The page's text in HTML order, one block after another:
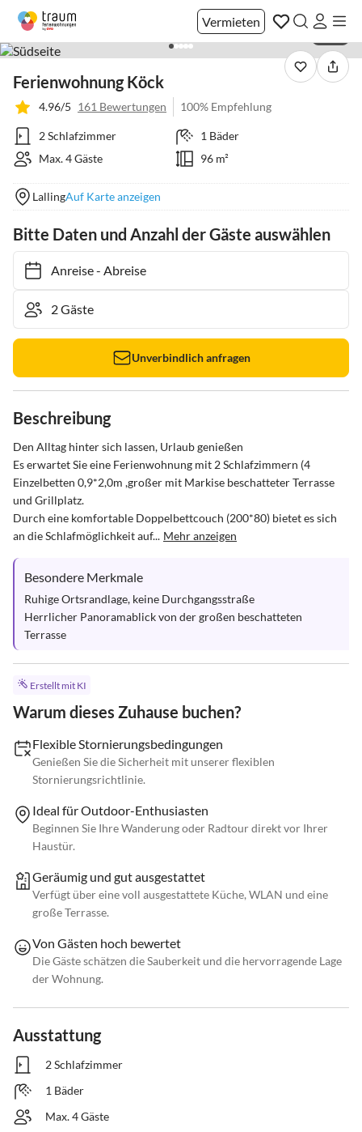
Vermieten
Ferienwohnung Köck
4.96/5 161 Bewertungen 100% Empfehlung
2 Schlafzimmer
1 Bäder
Max. 4 Gäste
96 m²
LallingAuf Karte anzeigen
Bitte Daten und Anzahl der Gäste auswählen
Anreise- Abreise
Unverbindlich anfragen
Beschreibung
Den Alltag hinter sich lassen, Urlaub genießen
Es erwartet Sie eine Ferienwohnung mit 2 Schlafzimmern (4
Einzelbetten 0,9*2,0m ,großer mit Markise beschatteter Terrasse
und Grillplatz.
Durch eine komfortable Doppelbettcouch (200*80) bietet es sich
an die Schlafmöglichkeit auf... Mehr anzeigen
Besondere Merkmale
Ruhige Ortsrandlage, keine Durchgangsstraße
Herrlicher Panoramablick von der großen beschatteten
Terrasse
Erstellt mit KI
Warum dieses Zuhause buchen?
Flexible Stornierungsbedingungen
Genießen Sie die Sicherheit mit unserer flexiblen
Stornierungsrichtlinie.
Ideal für Outdoor-Enthusiasten
Beginnen Sie Ihre Wanderung oder Radtour direkt vor Ihrer
Haustür.
Geräumig und gut ausgestattet
Verfügt über eine voll ausgestattete Küche, WLAN und eine
große Terrasse.
Von Gästen hoch bewertet
Die Gäste schätzen die Sauberkeit und die hervorragende Lage
der Wohnung.
Ausstattung
2 Schlafzimmer
1 Bäder
Max. 4 Gäste